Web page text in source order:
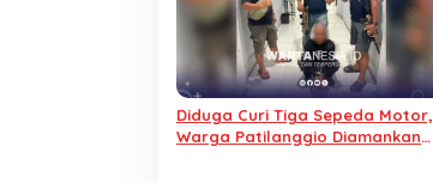
Diduga Curi Tiga Sepeda Motor,
Warga Patilanggio Diamankan